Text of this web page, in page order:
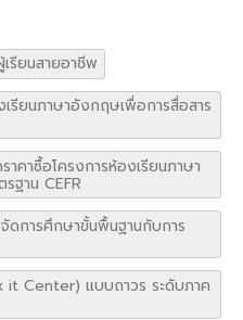
รียนสายอาชีพ
รียนภาษาอังกฤษเพื่อการสื่อสาร
าคาซื้อโครงการห้องเรียนภาษา
ฐาน CEFR
ดการศึกษาขั้นพื้นฐานกับการ
it Center) แบบถาวร ระดับภาค